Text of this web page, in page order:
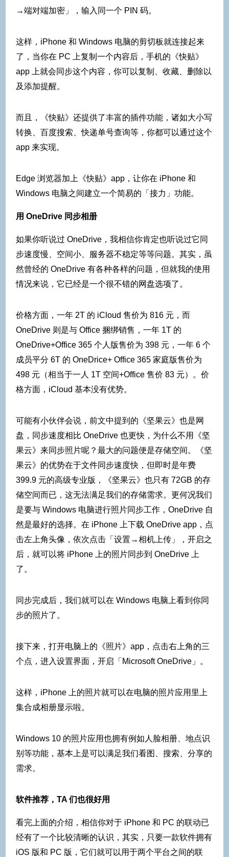
→端对端加密」，输入同一个 PIN 码。
这样，iPhone 和 Windows 电脑的剪切板就连接起来
了，当你在 PC 上复制一个内容后，手机的《快贴》
app 上就会同步这个内容，你可以复制、收藏、删除以
及添加提醒。
而且，《快贴》还提供了丰富的插件功能，诸如大小写
转换、百度搜索、快递单号查询等，你都可以通过这个
app 来实现。
Edge 浏览器加上《快贴》app，让你在 iPhone 和
Windows 电脑之间建立一个简易的「接力」功能。
用 OneDrive 同步相册
如果你听说过 OneDrive，我相信你肯定也听说过它同
步速度慢、空间小、服务器不稳定等等问题。其实，虽
然曾经的 OneDrive 有各种各样的问题，但就我的使用
情况来说，它已经是一个很不错的网盘选项了。
价格方面，一年 2T 的 iCloud 售价为 816 元，而
OneDrive 则是与 Office 捆绑销售，一年 1T 的
OneDrive+Office 365 个人版售价为 398 元，一年 6 个
成员平分 6T 的 OneDrice+ Office 365 家庭版售价为
498 元（相当于一人 1T 空间+Office 售价 83 元）。价
格方面，iCloud 基本没有优势。
可能有小伙伴会说，前文中提到的《坚果云》也是网
盘，同步速度相比 OneDrive 也更快，为什么不用《坚
果云》来同步照片呢？最大的问题便是存储空间。《坚
果云》的优势在于文件同步速度快，但即时是年费
399.9 元的高级专业版，《坚果云》也只有 72GB 的存
储空间而已，这无法满足我们的存储需求。更何况我们
是要与 Windows 电脑进行照片同步工作，OneDrive 自
然是最好的选择。在 iPhone 上下载 OneDrive app，点
击左上角头像，依次点击「设置→相机上传」，开启之
后，就可以将 iPhone 上的照片同步到 OneDrive 上
了。
同步完成后，我们就可以在 Windows 电脑上看到你同
步的照片了。
接下来，打开电脑上的《照片》app，点击右上角的三
个点，进入设置界面，开启「Microsoft OneDrive」。
这样，iPhone 上的照片就可以在电脑的照片应用里上
集合成相册显示啦。
Windows 10 的照片应用也拥有例如人脸相册、地点识
别等功能，基本上是可以满足我们看图、搜索、分享的
需求。
软件推荐，TA 们也很好用
看完上面的介绍，相信你对于 iPhone 和 PC 的联动已
经有了一个比较清晰的认识，其实，只要一款软件拥有
iOS 版和 PC 版，它们就可以用于两个平台之间的联